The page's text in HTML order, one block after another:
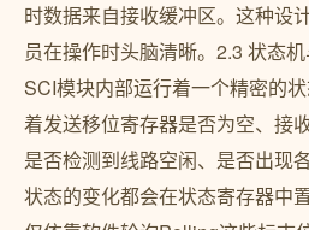
时数据来自接收缓冲区。这种设
员在操作时头脑清晰。2.3 状态
SCI模块内部运行着一个精密的
着发送移位寄存器是否为空、接
是否检测到线路空闲、是否出现
状态的变化都会在状态寄存器中